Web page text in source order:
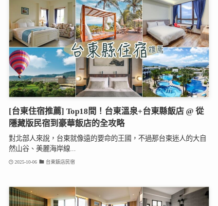
[台東住宿推薦] Top18間！台東溫泉+台東縣飯店 @ 從
隱藏版民宿到豪華飯店的全攻略
對北部人來說，台東就像遠的要命的王國，不過那台東迷人的大自
然山谷、美麗海岸線...
2025-10-06 台東飯店民宿